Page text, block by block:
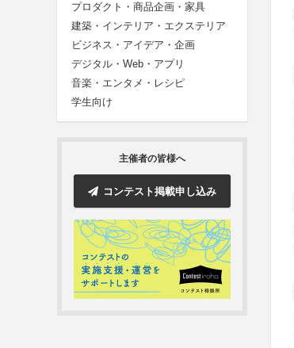
プロダクト・商品企画・家具
建築・インテリア・エクステリア
ビジネス・アイデア・企画
デジタル・Web・アプリ
音楽・エンタメ・レシピ
学生向け
主催者の皆様へ
コンテスト掲載申し込み